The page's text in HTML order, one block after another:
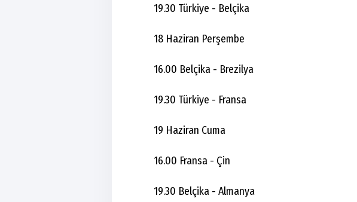
19.30 Türkiye - Belçika
18 Haziran Perşembe
16.00 Belçika - Brezilya
19.30 Türkiye - Fransa
19 Haziran Cuma
16.00 Fransa - Çin
19.30 Belçika - Almanya